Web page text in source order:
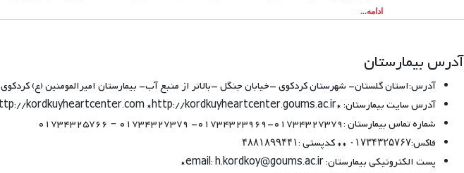
ادامه...
آدرس بیمارستان
آدرس:استان گلستان- شهرستان کردکوی –خیابان جنگل –بالاتر از منبع آب- بیمارستان امیرالمومنین (ع) کردکوی
آدرس سایت بیمارستان: *http://kordkuyheartcenter.com *http://kordkuyheartcenter.goums.ac.ir
شماره تماس بیمارستان :01734327379-01734323969- 01734327379 − 01734325766
فاکس:۰۱۷۳۴۳۲۵۷۶۷ ** کدپستی :۴۸۸۱۸۹۹۴۴۱
پست الکترونیکی بیمارستان: email: h.kordkoy@goums.ac.ir*